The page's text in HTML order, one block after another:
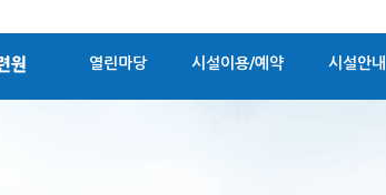
열린마당 시설이용/예약 시설안내